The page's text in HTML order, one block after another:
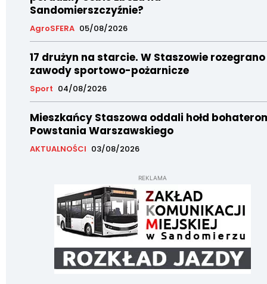
Sandomierszczyźnie?
AgroSFERA 05/08/2026
17 drużyn na starcie. W Staszowie rozegrano
zawody sportowo-pożarnicze
Sport 04/08/2026
Mieszkańcy Staszowa oddali hołd
Powstania Warszawskiego
AKTUALNOŚCI 03/08/2026
REKLAMA